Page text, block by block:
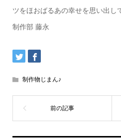
ツをほおばるあの幸せを思い出し
制作部 藤永
制作物じまん♪